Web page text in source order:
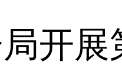
开展